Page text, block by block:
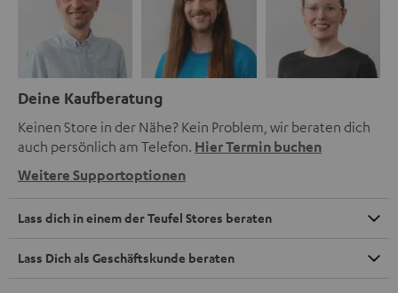
Deine Kaufberatung
Keinen Store in der Nähe? Kein Problem, wir beraten dich
auch persönlich am Telefon. Hier Termin buchen
Weitere Supportoptionen
Lass dich in einem der Teufel Stores beraten
Lass Dich als Geschäftskunde beraten